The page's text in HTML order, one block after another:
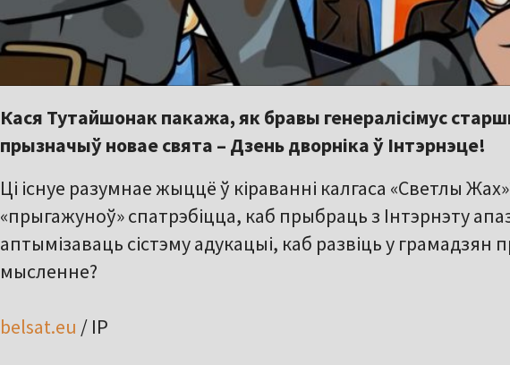
Кася Тутайшонак пакажа, як бравы генералісімус
прызначыў новае свята – Дзень дворніка ў Інтэрнэце!
Ці існуе разумнае жыццё ў кіраванні калгаса «Светлы
«прыгажуноў» спатрэбіцца, каб прыбраць з Інтэрнэту
аптымізаваць сістэму адукацыі, каб развіць у грамадзян
мысленне?
belsat.eu / ІР